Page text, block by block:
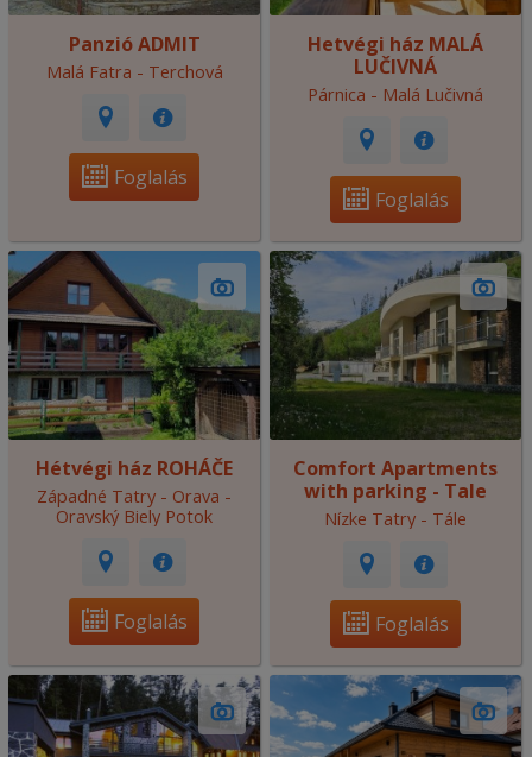
Panzió ADMIT
Malá Fatra - Terchová
Foglalás
Hetvégi ház MALÁ
LUČIVNÁ
Párnica - Malá Lučivná
Foglalás
Hétvégi ház ROHÁČE
Západné Tatry - Orava -
Oravský Biely Potok
Foglalás
Comfort Apartments
with parking - Tale
Nízke Tatry - Tále
Foglalás